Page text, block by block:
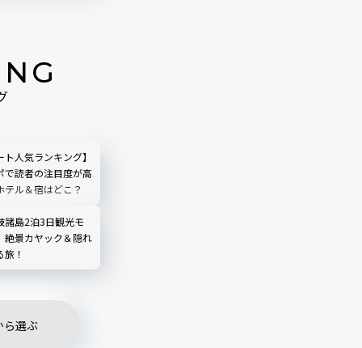
人気ランキング】
で読者の注目度が高
テル＆宿はどこ？
諸島2泊3日観光モ
絶景カヤック＆隠れ
！
ら選ぶ